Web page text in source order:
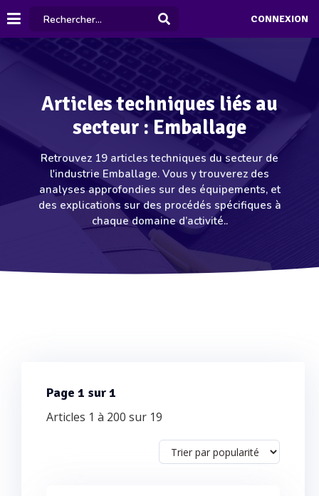
CONNEXION
Articles techniques liés au
secteur : Emballage
Retrouvez 19 articles techniques du secteur de
l'industrie Emballage. Vous y trouverez des
analyses approfondies sur des équipements, et
des explications sur des procédés spécifiques à
chaque domaine d’activité..
Page 1 sur 1
Articles 1 à 200 sur 19